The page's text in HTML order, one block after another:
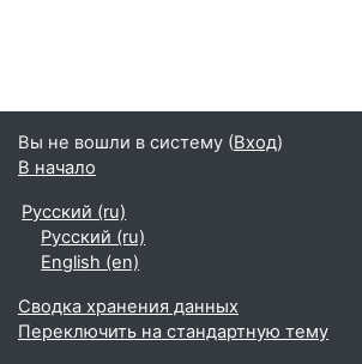
Вы не вошли в систему (Вход)
В начало
Русский ‎(ru)‎
Русский ‎(ru)‎
English ‎(en)‎
Сводка хранения данных
Переключить на стандартную тему